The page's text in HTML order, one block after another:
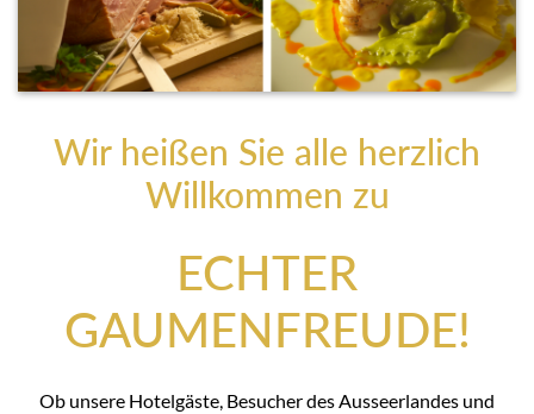
Wir heißen Sie alle herzlich
Willkommen zu
ECHTER
GAUMENFREUDE!
Ob unsere Hotelgäste, Besucher des Ausseerlandes und